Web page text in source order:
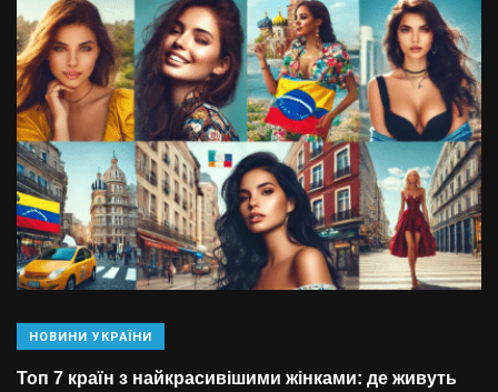
НОВИНИ УКРАЇНИ
Топ 7 країн з найкрасивішими жінками: де живуть